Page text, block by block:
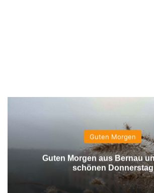
Guten Morgen
Guten Morgen aus Bernau
schönen Donnerstag